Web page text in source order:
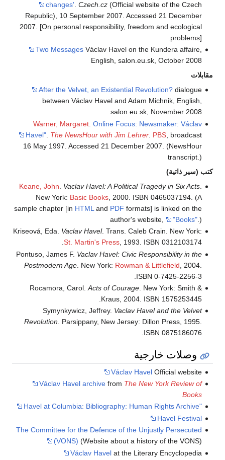
changes' Czech.cz(Official website of the Czech
Republic), 10 September 2007. Accessed 21 December
2007. [On personal responsibility, freedom and ecological
problems].
Two MessagesVáclav Havel on the Kundera affaire,
English, salon.eu.sk, October 2008
مقابلات
After the Velvet, an Existential Revolution?dialogue
between Václav Havel and Adam Michnik, English,
salon.eu.sk, November 2008
Warner, Margaret. Online Focus: Newsmaker: Václav
Havel". The NewsHour with Jim Lehrer. PBS, broadcast
16 May 1997. Accessed 21 December 2007. (NewsHour
transcript.)
كتب (سير ذاتية)
Keane, John
Vaclav Havel: A Political Tragedy in Six Acts.
New York: Basic Books, 2000. ISBN 0465037194. (A
sample chapter [in HTML and PDF formats] is linked on the
author's website,
"Books".)
Kriseová, Eda. Vaclav Havel. Trans. Caleb Crain. New York:
St. Martin's Press, 1993. ISBN 0312103174.
Pontuso, James F. Vaclav Havel: Civic Responsibility in the
Postmodern Age. New York: Rowman & Littlefield , 2004.
ISBN 0-7425-2256-3.
Rocamora, Carol. Acts of Courage. New York: Smith &
Kraus, 2004. ISBN 1575253445.
Symynkywicz, Jeffrey. Vaclav Havel and the Velvet
Revolution. Parsippany, New Jersey: Dillon Press, 1995.
ISBN 0875186076.
وصلات خارجية
Václav HavelOfficial website
Václav Havel archivefrom The New York Review of
Books
"Havel at Columbia: Bibliography: Human Rights Archive
Havel Festival
The Committee for the Defence of the Unjustly Persecuted
(VONS) (Website about a history of the VONS)
Václav Havelat the Literary Encyclopedia